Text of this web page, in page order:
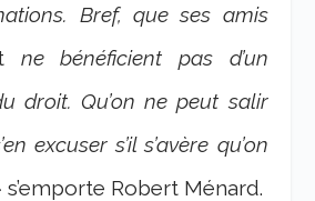
Bref, que ses amis
ne bénéficient pas d’un
droit. Qu’on ne peut salir
excuser s’il s’avère qu’on
s’emporte Robert Ménard.